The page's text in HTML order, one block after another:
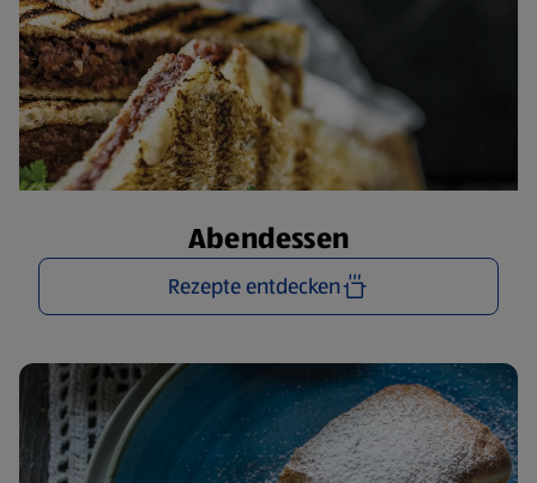
Abendessen
Rezepte entdecken